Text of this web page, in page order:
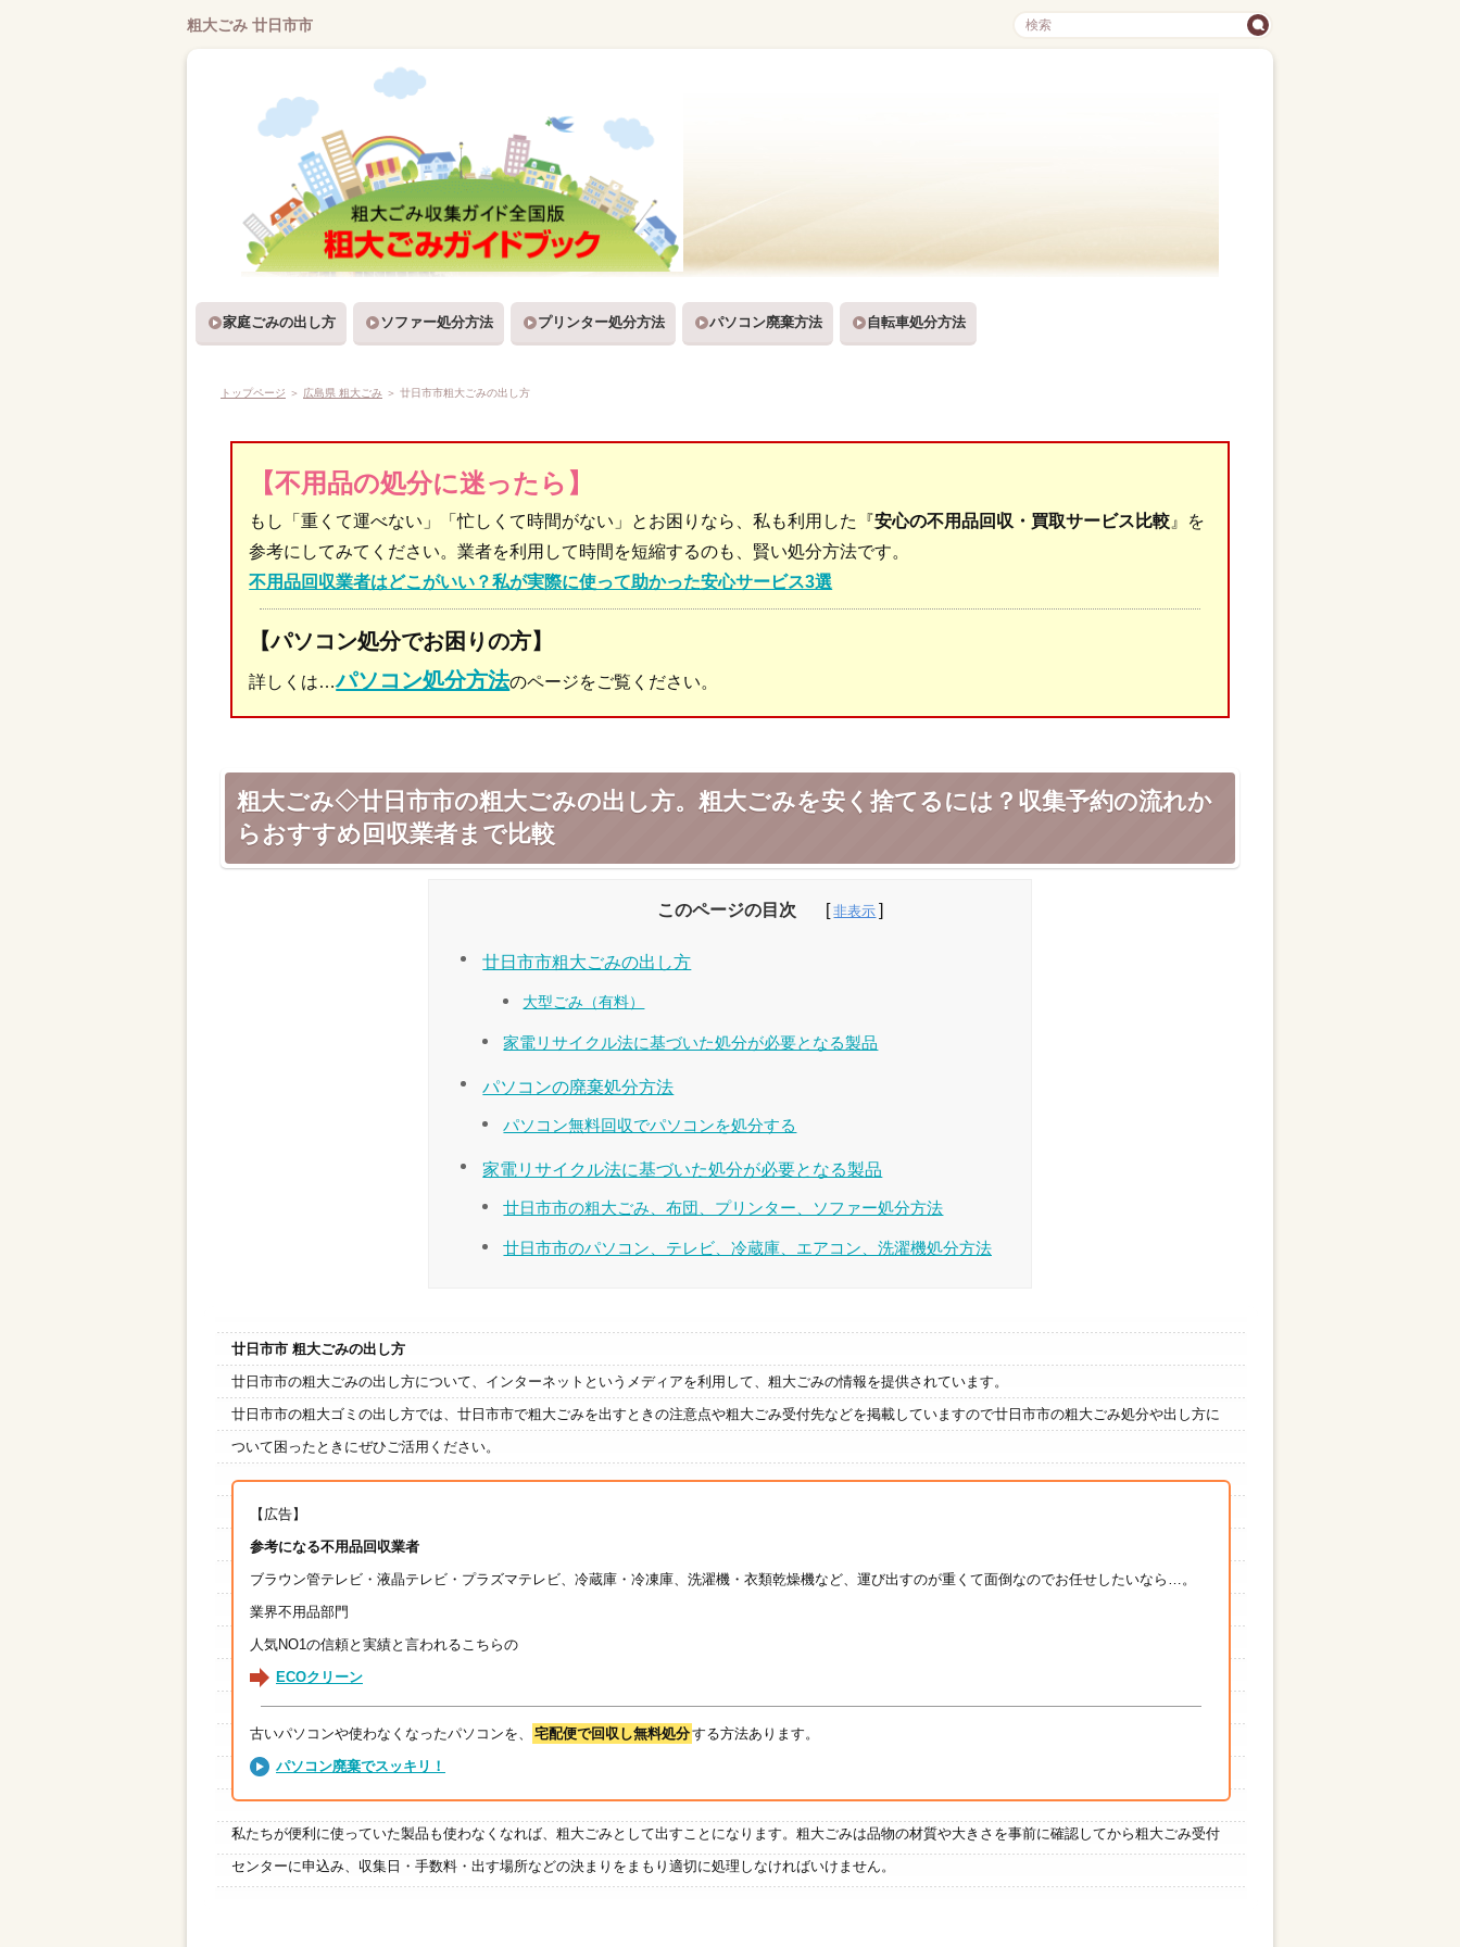
粗大ごみ 廿日市市
家庭ごみの出し方 ソファー処分方法 プリンター処分方法 パソコン廃棄方法 自転車処分方法
トップページ ＞ 広島県 粗大ごみ ＞ 廿日市市粗大ごみの出し方
【不用品の処分に迷ったら】
もし「重くて運べない」「忙しくて時間がない」とお困りなら、私も利用した『安心の不用品回収・買取サービス比較 』を
参考にしてみてください。業者を利用して時間を短縮するのも、賢い処分方法です。
不用品回収業者はどこがいい？私が実際に使って助かった安心サービス3選
【パソコン処分でお困りの方】
詳しくは…パソコン処分方法のページをご覧ください。
粗大ごみ◇廿日市市の粗大ごみの出し方。粗大ごみを安く捨てるには？収集予約の流れか
らおすすめ回収業者まで比較
このページの目次
廿日市市粗大ごみの出し方
大型ごみ（有料）
家電リサイクル法に基づいた処分が必要となる製品
パソコンの廃棄処分方法
パソコン無料回収でパソコンを処分する
家電リサイクル法に基づいた処分が必要となる製品
廿日市市の粗大ごみ、布団、プリンター、ソファー処分方法
廿日市市のパソコン、テレビ、冷蔵庫、エアコン、洗濯機処分方法
廿日市市 粗大ごみの出し方
廿日市市の粗大ごみの出し方について、インターネットというメディアを利用して、粗大ごみの情報を提供されています。
廿日市市の粗大ゴミの出し方では、廿日市市で粗大ごみを出すときの注意点や粗大ごみ受付先などを掲載していますので廿日市市の粗大ごみ処分や出し方に
ついて困ったときにぜひご活用ください。
【広告】
参考になる不用品回収業者
ブラウン管テレビ・液晶テレビ・プラズマテレビ、冷蔵庫・冷凍庫、洗濯機・衣類乾燥機など、運び出すのが重くて面倒なのでお任せしたいなら…。
業界不用品部門
人気NO1の信頼と実績と言われるこちらの
ECOクリーン
古いパソコンや使わなくなったパソコンを、 宅配便で回収し無料処分する方法あります。
パソコン廃棄でスッキリ！
私たちが便利に使っていた製品も使わなくなれば、粗大ごみとして出すことになります。粗大ごみは品物の材質や大きさを事前に確認してから粗大ごみ受付
センターに申込み、収集日・手数料・出す場所などの決まりをまもり適切に処理しなければいけません。